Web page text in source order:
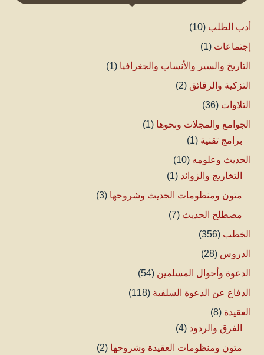
أدب الطلب (10)
إجتماعات (1)
التاريخ والسير والأنساب والجغرافيا (1)
التزكية والرقائق (2)
التلاوات (36)
الجوامع والمجلات ونحوها (1)
برامج تقنية (1)
الحديث وعلومه (10)
التخاريج والزوائد (1)
متون ومنظومات الحديث وشروحها (3)
مصطلح الحديث (7)
الخطب (356)
الدروس (28)
الدعوة وأحوال المسلمين (54)
الدفاع عن الدعوة السلفية (118)
العقيدة (8)
الفرق والردود (4)
متون ومنظومات العقيدة وشروحها (2)